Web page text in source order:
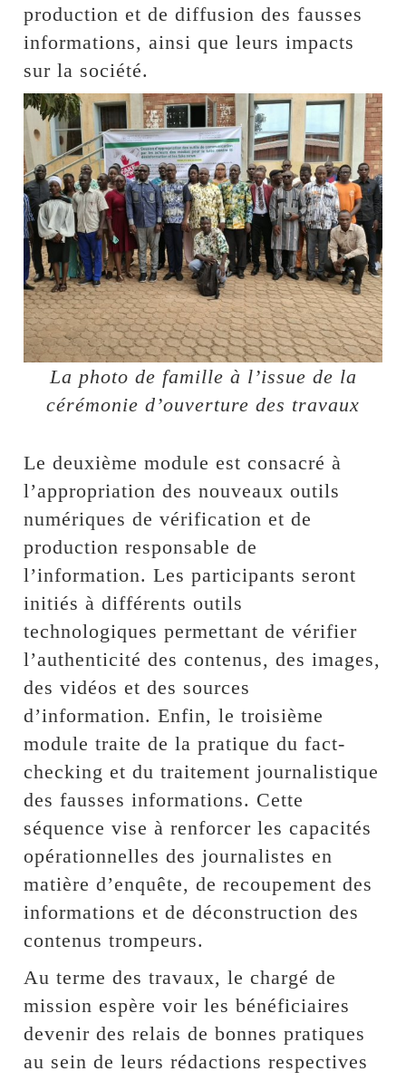
production et de diffusion des fausses
informations, ainsi que leurs impacts
sur la société.
La photo de famille à l’issue de la
cérémonie d’ouverture des travaux
Le deuxième module est consacré à
l’appropriation des nouveaux outils
numériques de vérification et de
production responsable de
l’information. Les participants seront
initiés à différents outils
technologiques permettant de vérifier
l’authenticité des contenus, des images,
des vidéos et des sources
d’information. Enfin, le troisième
module traite de la pratique du fact-
checking et du traitement journalistique
des fausses informations. Cette
séquence vise à renforcer les capacités
opérationnelles des journalistes en
matière d’enquête, de recoupement des
informations et de déconstruction des
contenus trompeurs.
Au terme des travaux, le chargé de
mission espère voir les bénéficiaires
devenir des relais de bonnes pratiques
au sein de leurs rédactions respectives